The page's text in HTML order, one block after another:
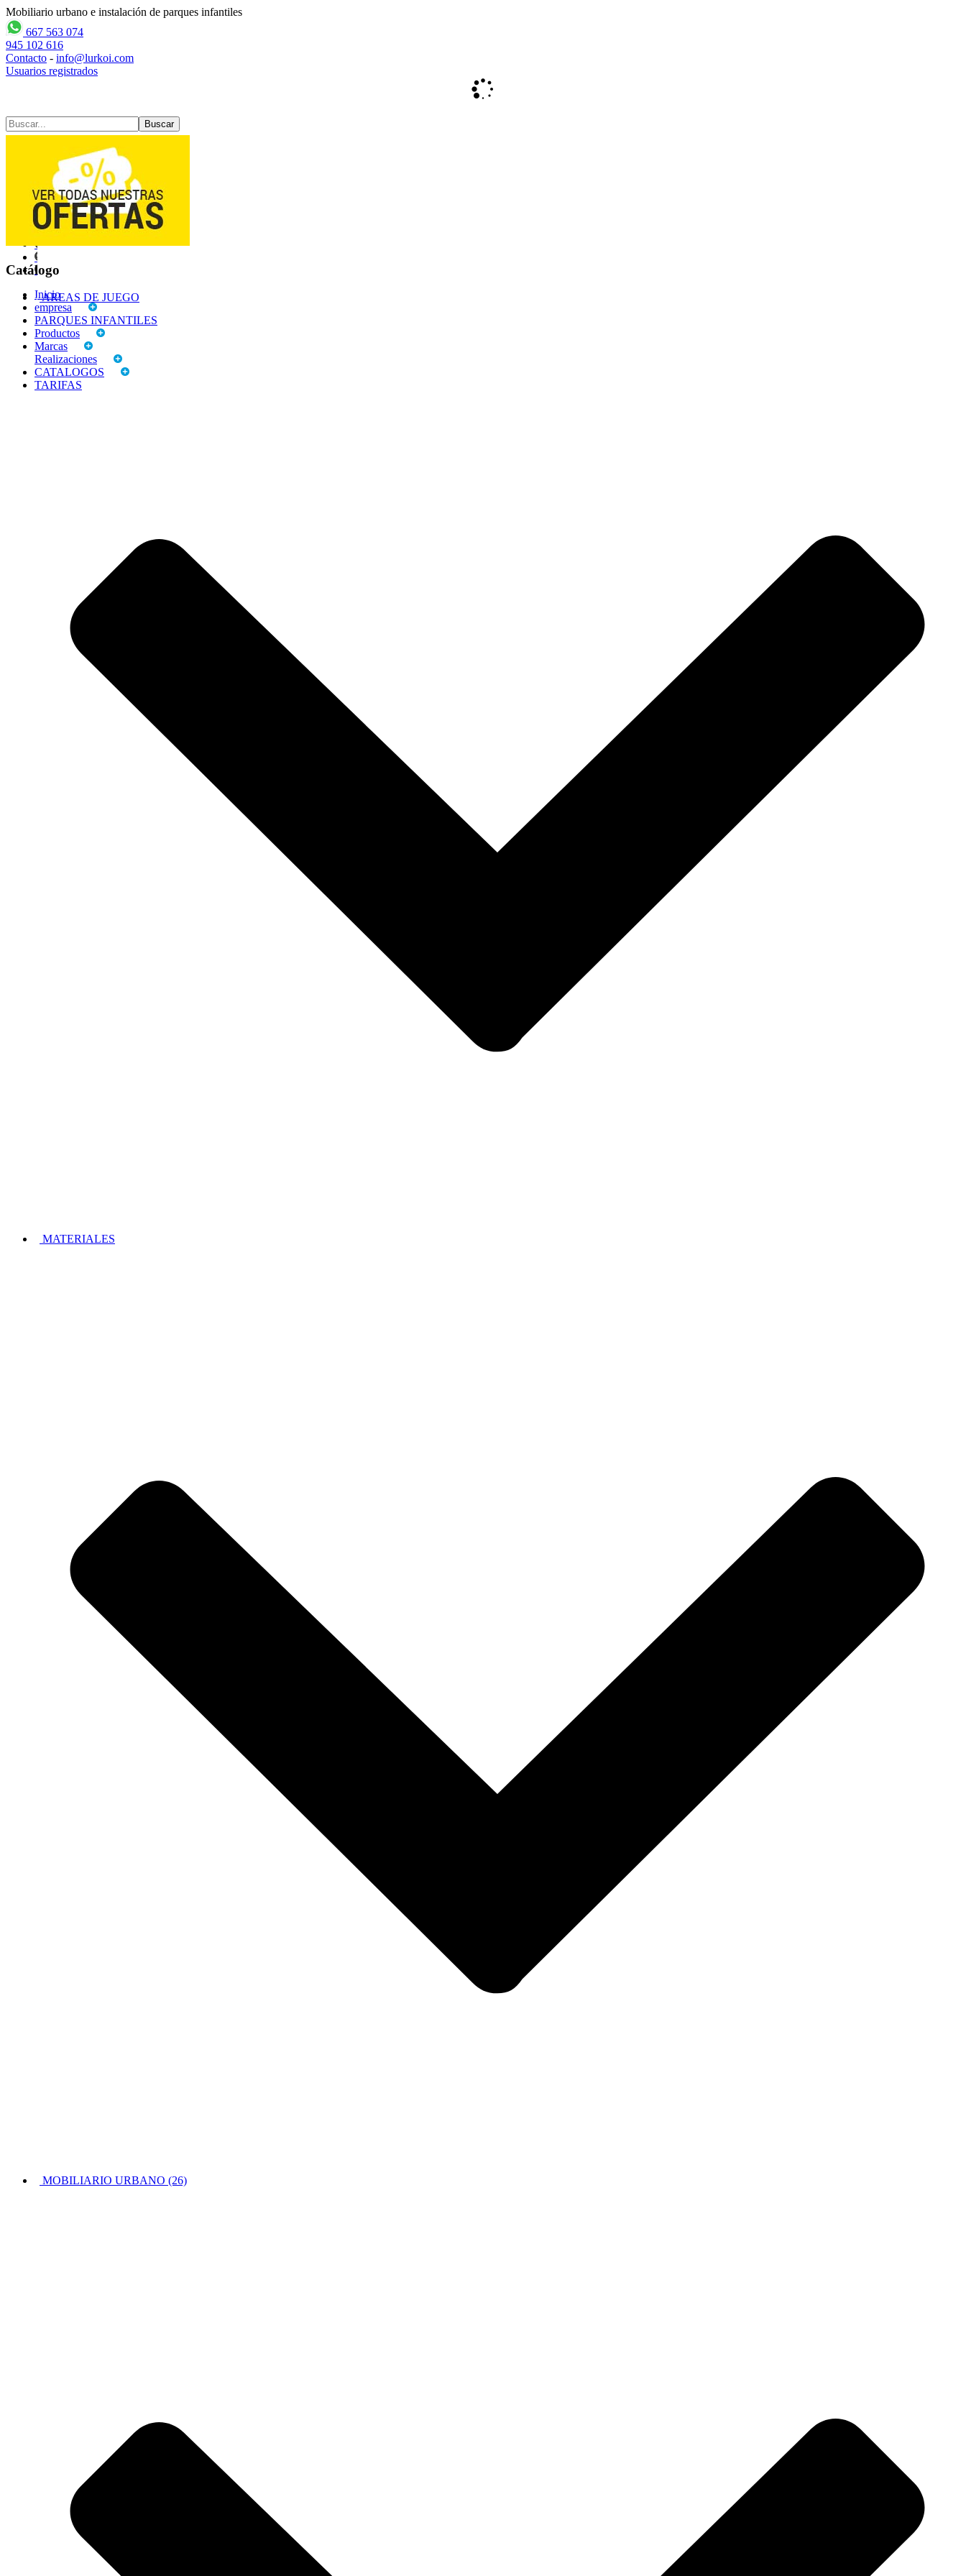
Mobiliario urbano e instalación de parques infantiles
667 563 074
945 102 616
Contacto - info@lurkoi.com
Usuarios registrados
Mapa web
Inicio
empresa
PARQUES INFANTILES
Productos
Marcas
Realizaciones
CATALOGOS
TARIFAS
Catálogo
AREAS DE JUEGO
MATERIALES
MOBILIARIO URBANO (26)